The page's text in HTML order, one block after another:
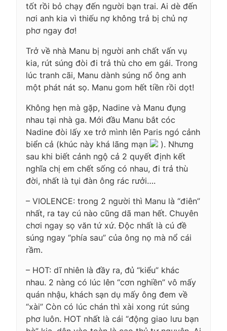
tốt rồi bỏ chạy đến người bạn trai. Ai dè đến
nơi anh kia vì thiếu nợ không trả bị chủ nợ
phơ ngay đơ!
Trở về nhà Manu bị người anh chất vấn vụ
kia, rút súng đòi đi trả thù cho em gái. Trong
lúc tranh cãi, Manu dành súng nổ ông anh
một phát nát sọ. Manu gom hết tiền rồi dọt!
Không hẹn mà gặp, Nadine và Manu đụng
nhau tại nhà ga. Mới đầu Manu bắt cóc
Nadine đòi lấy xe trở mình lên Paris ngó cảnh
biển cả (khúc này khá lãng mạn
). Nhưng
sau khi biết cảnh ngộ cả 2 quyết định kết
nghĩa chị em chết sống có nhau, đi trả thù
đời, nhất là tụi đàn ông rác rưởi….
– VIOLENCE: trong 2 người thì Manu là “điên”
nhất, ra tay cú nào cũng dã man hết. Chuyên
chơi ngay sọ văn tứ xứ. Độc nhất là cú đề
súng ngay “phía sau” của ông nọ mà nổ cái
rầm.
– HOT: dĩ nhiên là đầy ra, đủ “kiểu” khác
nhau. 2 nàng có lúc lên “cơn nghiền” vô mấy
quán nhậu, khách sạn dụ mấy ông đem về
“xài” Còn có lúc chán thì xài xong rút súng
phơ luôn. HOT nhất là cái “động giao lưu bạn